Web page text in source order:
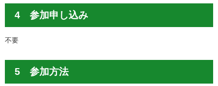
4 参加申し込み
不要
5 参加方法